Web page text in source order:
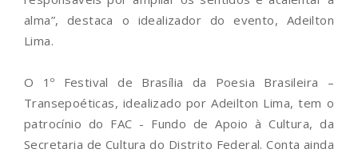
alma”, destaca o idealizador do evento, Adeilton
Lima.
O 1º Festival de Brasília da Poesia Brasileira –
Transepoéticas, idealizado por Adeilton Lima, tem o
patrocínio do FAC - Fundo de Apoio à Cultura, da
Secretaria de Cultura do Distrito Federal. Conta ainda